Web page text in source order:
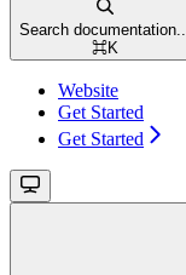
Search documentation...
⌘K
Website
Get Started
Get Started